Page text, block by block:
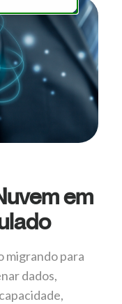
em
migrando para
dados,